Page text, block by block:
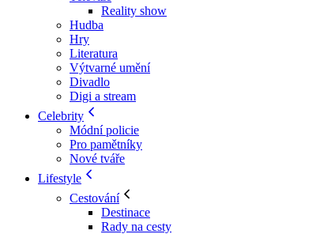
Reality show
Hudba
Hry
Literatura
Výtvarné umění
Divadlo
Digi a stream
Celebrity
Módní policie
Pro pamětníky
Nové tváře
Lifestyle
Cestování
Destinace
Rady na cesty